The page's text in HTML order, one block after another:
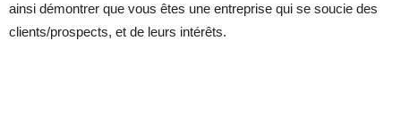
ainsi démontrer que vous êtes une entreprise qui se soucie des
clients/prospects, et de leurs intérêts.